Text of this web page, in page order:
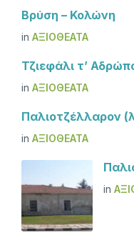
Βρύση – Κολώνη
in ΑΞΙΟΘΈΑΤΑ
Τζιεφάλι τ’
in ΑΞΙΟΘΈΑΤΑ
Παλιοτζέλλαρον
in ΑΞΙΟΘΈΑΤΑ
in